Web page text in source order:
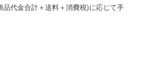
代金合計＋送料＋消費税)に応じて手